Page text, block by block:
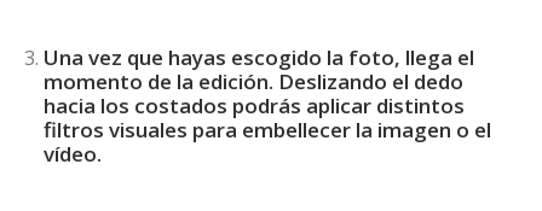
Una vez que hayas escogido la foto, llega el
momento de la edición. Deslizando el dedo
hacia los costados podrás aplicar distintos
filtros visuales para embellecer la imagen o el
vídeo.